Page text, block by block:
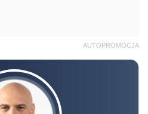
AUTOPROMOCJA